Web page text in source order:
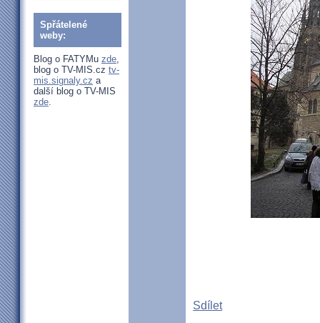
Spřátelené
weby:
Blog o FATYMu zde,
blog o TV-MIS.cz tv-
mis.signaly.cz a
další blog o TV-MIS
zde.
Sdílet